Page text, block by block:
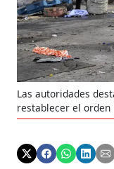
Las autoridades
restablecer el orden